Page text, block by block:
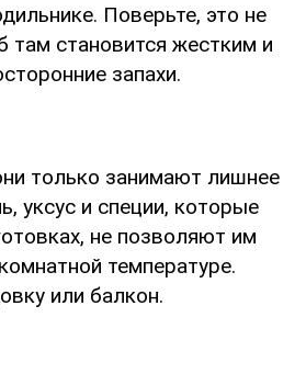
Поверьте, это не
там становится жестким и
запахи.
только занимают лишнее
уксус и специи, которые
не позволяют им
температуре.
или балкон.